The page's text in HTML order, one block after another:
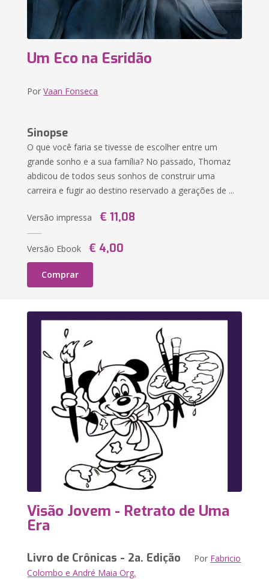
Um Eco na Esridão
PorVaan Fonseca
Sinopse
O que você faria se tivesse de escolher entre um
grande sonho e a sua família? No passado, Thomaz
abdicou de todos seus sonhos de construir uma
carreira e fugir ao destino reservado a gerações de ...
Versão impressa € 11,08
Versão Ebook € 4,00
Comprar
Visão Jovem - Retrato de Uma
Era
Livro de Crônicas - 2a. Edição Por Fabricio
Colombo e André Maia Org.